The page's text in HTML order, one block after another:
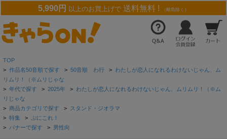
5,990円 以上のお買上げで 送料無料 ! （離島除く）
TOP
> 作品名50音順で探す > 50音順 わ行 > わたしが恋人になれるわけないじゃん、ム
リムリ！（※ムリじゃな
> 年代で探す > 2025年 > わたしが恋人になれるわけないじゃん、ムリムリ！（※ム
リじゃな
> 商品カテゴリで探す > スタンド・ジオラマ
> 特集 > ぷにこれ！
> バナーで探す > 男性向